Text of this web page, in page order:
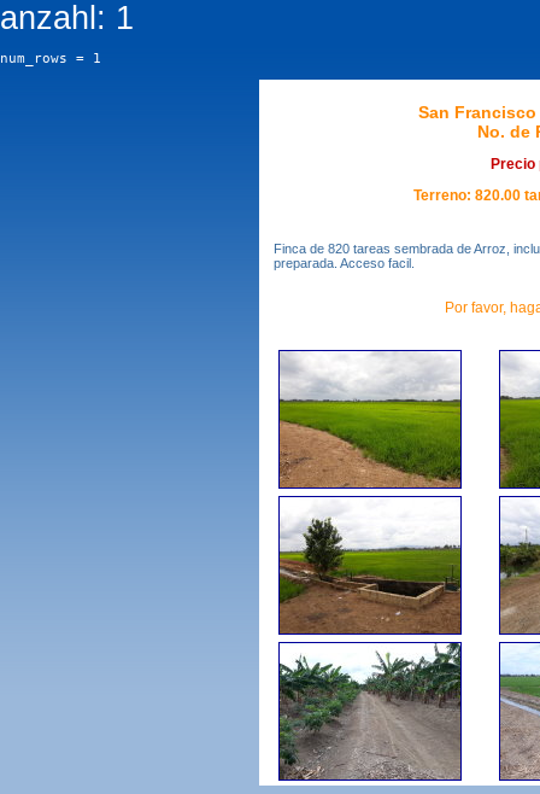
anzahl: 1
num_rows = 1
San
No. de
Precio
Terreno: 820.00
Finca de 820 tareas sembrada de Arroz,
preparada. Acceso facil.
Por favor,